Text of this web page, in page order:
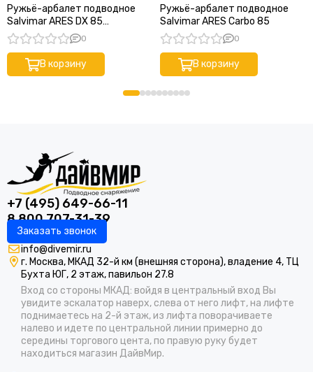
Ружьё-арбалет подводное
Salvimar ARES DX 85
(Эргономичная рукоять под
правую руку)
0
В корзину
Ружьё-арбалет подводное
Salvimar ARES Carbo 85
0
В корзину
+7 (495) 649-66-11
8 800 707-31-39
Заказать звонок
info@divemir.ru
г. Москва, МКАД 32-й км (внешняя сторона), владение 4, ТЦ
Бухта ЮГ, 2 этаж, павильон 27.8
Вход со стороны МКАД: войдя в центральный вход Вы
увидите эскалатор наверх, слева от него лифт, на лифте
поднимаетесь на 2-й этаж, из лифта поворачиваете
налево и идете по центральной линии примерно до
середины торгового цента, по правую руку будет
находиться магазин ДайвМир.